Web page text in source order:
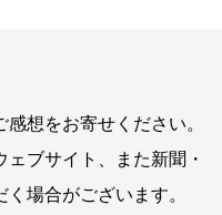
想をお寄せください。
ブサイト、また新聞・
場合がございます。